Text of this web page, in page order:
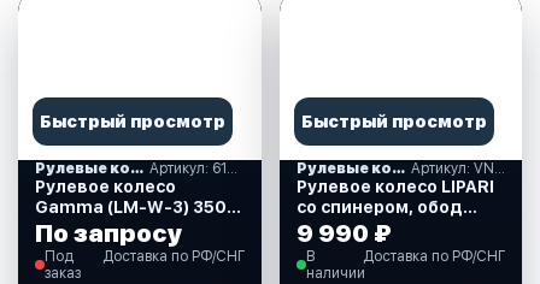
Быстрый просмотр
Рулевые колеса, спиннеры Артикул: 613026
Рулевое колесо
Gamma (LM-W-3) 350
мм, (черное) 613026_2
По запросу
Под
заказ
Доставка по РФ/СНГ
Быстрый просмотр
Рулевые колеса, спиннеры Артикул: VN828050-01
Рулевое колесо LIPARI
со спинером, обод
черный, спицы
серебяные, д. 280 мм.
(VN828050-01)
9 990 ₽
В
наличии
Доставка по РФ/СНГ